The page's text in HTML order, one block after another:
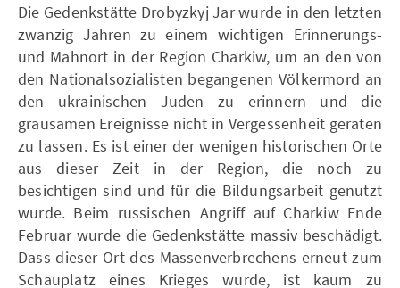
Die Gedenkstätte Drobyzkyj Jar wurde in den letzten
zwanzig Jahren zu einem wichtigen Erinnerungs-
und Mahnort in der Region Charkiw, um an den von
den Nationalsozialisten begangenen Völkermord an
den ukrainischen Juden zu erinnern und die
grausamen Ereignisse nicht in Vergessenheit geraten
zu lassen. Es ist einer der wenigen historischen Orte
aus dieser Zeit in der Region, die noch zu
besichtigen sind und für die Bildungsarbeit genutzt
wurde. Beim russischen Angriff auf Charkiw Ende
Februar wurde die Gedenkstätte massiv beschädigt.
Dass dieser Ort des Massenverbrechens erneut zum
Schauplatz eines Krieges wurde, ist kaum zu